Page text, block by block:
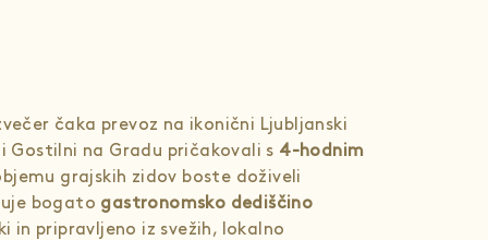
čaka prevoz na ikonični Ljubljanski
Gostilni na Gradu pričakovali s 4-hodnim
grajskih zidov boste doživeli
bogato gastronomsko dediščino
in pripravljeno iz svežih, lokalno